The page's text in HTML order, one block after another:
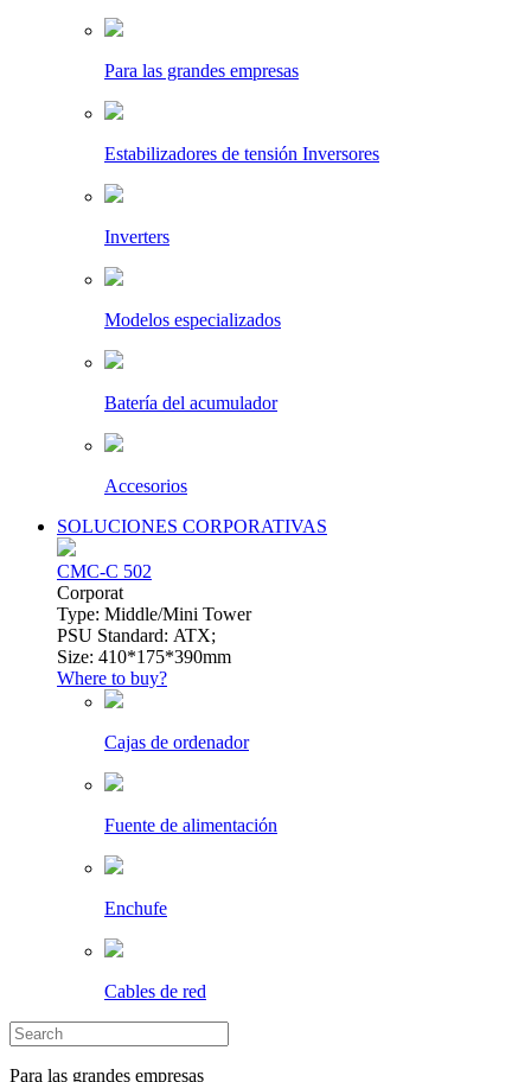
Para las grandes empresas
Estabilizadores de tensión Inversores
Inverters
Modelos especializados
Batería del acumulador
Accesorios
SOLUCIONES CORPORATIVAS
CMC-C 502
Сorporat
Type: Middle/Mini Tower
PSU Standard: ATX;
Size: 410*175*390mm
Where to buy?
Cajas de ordenador
Fuente de alimentación
Enchufe
Cables de red
Para las grandes empresas